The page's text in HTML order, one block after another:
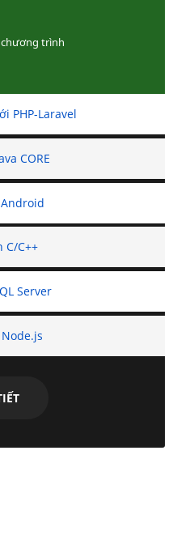
chương trình
PHP-Laravel
CORE
C/C++
Server